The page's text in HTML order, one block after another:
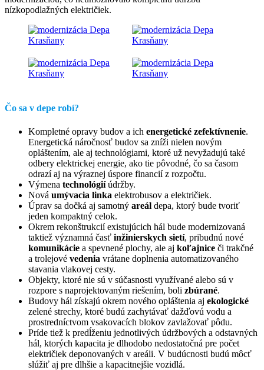
nízkopodlažných električiek.
Čo sa v depe robí?
Kompletné opravy budov a ich energetické zefektívnenie.
Energetická náročnosť budov sa zníži nielen novým
opláštením, ale aj technológiami, ktoré už nevyžadujú také
odbery elektrickej energie, ako tie pôvodné, čo sa časom
odrazí aj na výraznej úspore financií z rozpočtu.
Výmena technológiíúdržby.
Nová umývacia linka elektrobusov a električiek.
Úprav sa dočká aj samotný areál depa, ktorý bude tvoriť
jeden kompaktný celok.
Okrem rekonštrukcií existujúcich hál bude modernizovaná
taktiež významná časť inžinierskych sietí, pribudnú nové
komunikácie a spevnené plochy, ale aj koľajnice či trakčné
a trolejové vedenia vrátane doplnenia automatizovaného
stavania vlakovej cesty.
Objekty, ktoré nie sú v súčasnosti využívané alebo sú v
rozpore s naprojektovaným riešením, boli zbúrané.
Budovy hál získajú okrem nového opláštenia aj ekologické
zelené strechy, ktoré budú zachytávať dažďovú vodu a
prostredníctvom vsakovacích blokov zavlažovať pôdu.
Príde tiež k predĺženiu jednotlivých údržbových a odstavných
hál, ktorých kapacita je dlhodobo nedostatočná pre počet
električiek deponovaných v areáli. V budúcnosti budú môcť
slúžiť aj pre dlhšie a kapacitnejšie vozidlá.